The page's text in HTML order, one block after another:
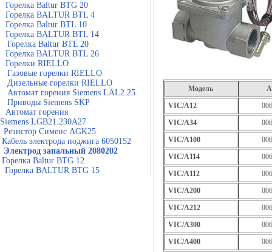
Горелка Baltur BTG 20
Горелка BALTUR BTL 4
Горелка Baltur BTL 10
Горелка BALTUR BTL 14
Горелка Baltur BTL 20
Горелка BALTUR BTL 26
Горелки RIELLO
Газовые горелки RIELLO
Дизельные горелки RIELLO
Автомат горения Siemens LAL2.25
Приводы Siemens SKP
Автомат горения
Siemens LGB21.230A27
Резистор Сименс AGK25
Кабель электрода поджига 6050152
Электрод запальный 2080202
Горелка Baltur BTG 12
Горелка BALTUR BTG 15
Модель
VIC/A12
VIC/A34
VIC/A100
VIC/A114
VIC/A112
VIC/A200
VIC/A212
VIC/A300
VIC/A400